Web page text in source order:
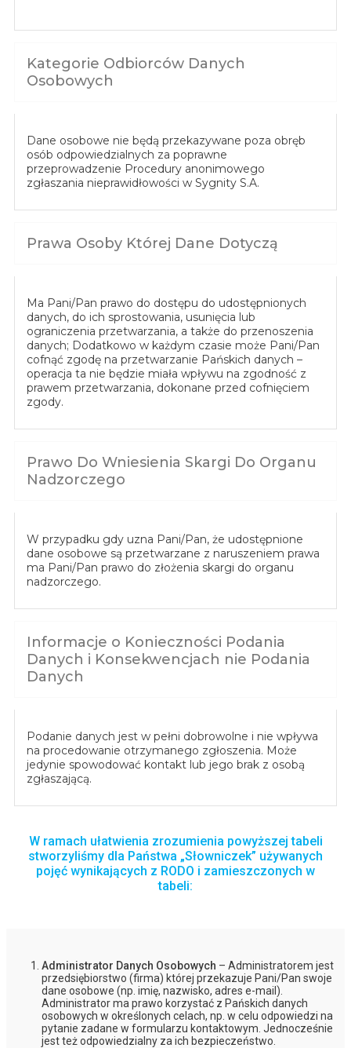
Kategorie Odbiorców Danych
Osobowych
Dane osobowe nie będą przekazywane poza obręb
osób odpowiedzialnych za poprawne
przeprowadzenie Procedury anonimowego
zgłaszania nieprawidłowości w Sygnity S.A.
Prawa Osoby Której Dane Dotyczą
Ma Pani/Pan prawo do dostępu do udostępnionych
danych, do ich sprostowania, usunięcia lub
ograniczenia przetwarzania, a także do przenoszenia
danych; Dodatkowo w każdym czasie może Pani/Pan
cofnąć zgodę na przetwarzanie Pańskich danych –
operacja ta nie będzie miała wpływu na zgodność z
prawem przetwarzania, dokonane przed cofnięciem
zgody.
Prawo Do Wniesienia Skargi Do Organu
Nadzorczego
W przypadku gdy uzna Pani/Pan, że udostępnione
dane osobowe są przetwarzane z naruszeniem prawa
ma Pani/Pan prawo do złożenia skargi do organu
nadzorczego.
Informacje o Konieczności Podania
Danych i Konsekwencjach nie Podania
Danych
Podanie danych jest w pełni dobrowolne i nie wpływa
na procedowanie otrzymanego zgłoszenia. Może
jedynie spowodować kontakt lub jego brak z osobą
zgłaszającą.
W ramach ułatwienia zrozumienia powyższej tabeli
stworzyliśmy dla Państwa „Słowniczek” używanych
pojęć wynikających z RODO i zamieszczonych w
tabeli:
Administrator Danych Osobowych – Administratorem jest
przedsiębiorstwo (firma) której przekazuje Pani/Pan swoje
dane osobowe (np. imię, nazwisko, adres e-mail).
Administrator ma prawo korzystać z Pańskich danych
osobowych w określonych celach, np. w celu odpowiedzi na
pytanie zadane w formularzu kontaktowym. Jednocześnie
jest też odpowiedzialny za ich bezpieczeństwo.